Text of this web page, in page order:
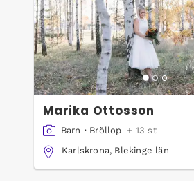
Marika Ottosson
Barn · Bröllop + 13 st
Karlskrona, Blekinge län